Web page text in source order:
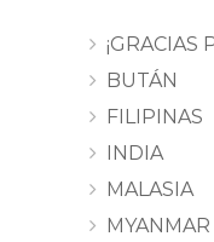
¡GRACIAS
BUTÁN
FILIPINAS
INDIA
MALASIA
MYANMAR